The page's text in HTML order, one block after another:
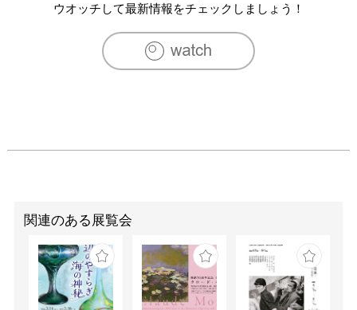
ウオッチして最新情報をチェックしましょう！
関連のある展覧会